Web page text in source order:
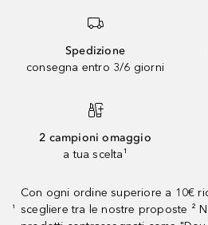
Spedizione
consegna entro 3/6 giorni
2 campioni omaggio
a tua scelta¹
¹
Con ogni ordine superiore a 10€
scegliere tra le nostre proposte ²